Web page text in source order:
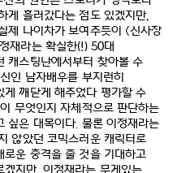
게 흘러갔다는 점도 있겠지만,
제 나이차가 보여주듯이<신사장
재라는 확실한(!) 50대
캐스팅난에서부터 찾아볼 수
인 남자배우를 부지런히
깨닫게 해주었다 평가할 수
무엇인지 자체적으로 판단하는
싶은 대목이다. 물론 이정재라는
않았던 코믹스러운 캐릭터로
운 충격을 줄 것을 기대하고
겠지만, 이정재라는 무게있는